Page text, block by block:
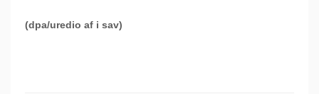
(dpa/uredio af i sav)